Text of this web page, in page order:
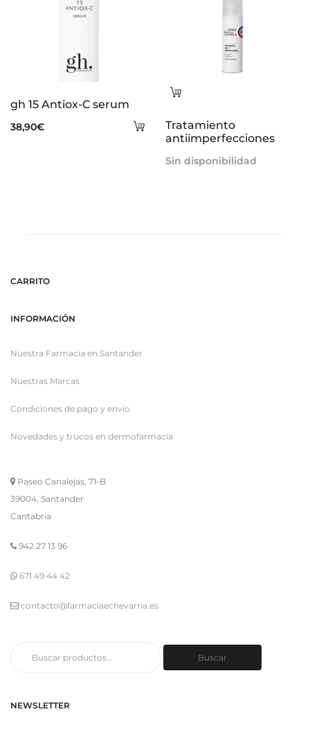
Añadir
carrito
gh 15 Antiox-C serum
38,90€
Leer
Tratamiento
antiimperfecciones
Sin disponibilidad
CARRITO
INFORMACIÓN
Nuestra Farmacia en Santander
Nuestras Marcas
Condiciones de pago y envío
Novedades y trucos en dermofarmacia
Paseo Canalejas, 71-B
39004, Santander
Cantabria
942 27 13 96
671 49 44 42
contacto@farmaciaechevarria.es
Buscar
NEWSLETTER